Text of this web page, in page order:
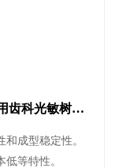
齿科光敏树脂
成型稳定性。
等特性。